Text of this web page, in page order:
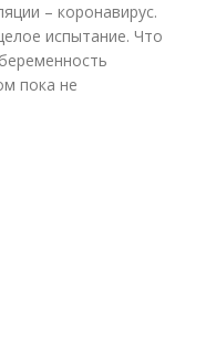
– коронавирус.
испытание. Что
пока не